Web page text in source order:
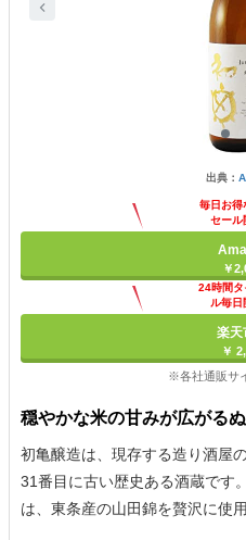
出典：
毎日お得
セール
￥
24時間タ
ル毎日
楽天
￥
※各社通販サ
穏やかな米の甘みが広がる
初亀醸造は、現存する造り酒屋
31番目に古い歴史ある酒蔵です
は、東条産の山田錦を贅沢に使